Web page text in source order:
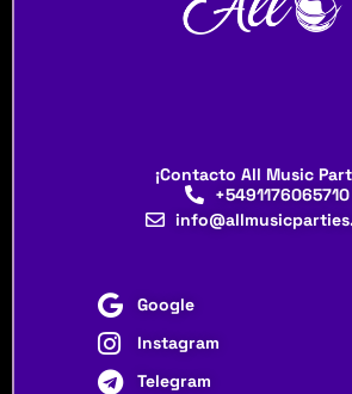
¡Contacto All Music
+5491176065710
Google
Instagram
Telegram